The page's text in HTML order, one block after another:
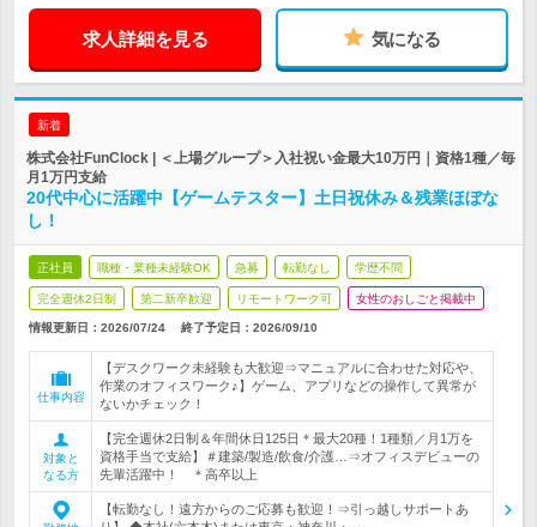
求人詳細を見る 気になる
新着
株式会社FunClock | ＜上場グループ＞入社祝い金最大10万円｜資格1種／毎
月1万円支給
20代中心に活躍中【ゲームテスター】土日祝休み＆残業ほぼな
し！
正社員 職種・業種未経験OK 急募 転勤なし 学歴不問
完全週休2日制 第二新卒歓迎 リモートワーク可 女性のおしごと掲載中
情報更新日：2026/07/24 終了予定日： 2026/09/10
仕事内容
【デスクワーク未経験も大歓迎⇒マニュアルに合わせた対応や、
作業のオフィスワーク♪】ゲーム、アプリなどの操作して異常が
ないかチェック！
対象と
なる方
【完全週休2日制＆年間休日125日＊最大20種！1種類／月1万を
資格手当で支給】＃建築/製造/飲食/介護…⇒オフィスデビューの
先輩活躍中！ ＊高卒以上
【転勤なし！遠方からのご応募も歓迎！⇒引っ越しサポートあ